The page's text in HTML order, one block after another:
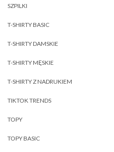
SZPILKI
T-SHIRTY BASIC
T-SHIRTY DAMSKIE
T-SHIRTY MĘSKIE
T-SHIRTY Z NADRUKIEM
TIKTOK TRENDS
TOPY
TOPY BASIC